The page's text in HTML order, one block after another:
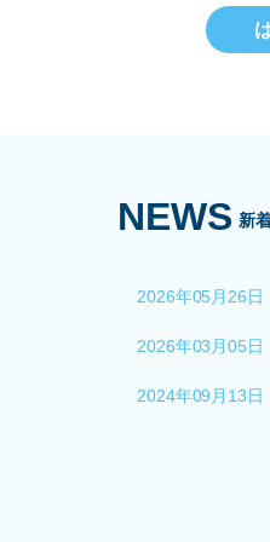
NEWS 新
2026年05月26日
2026年03月05日
2024年09月13日